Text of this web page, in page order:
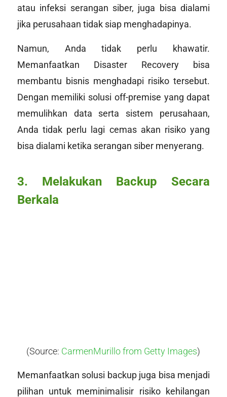
atau infeksi serangan siber, juga bisa dialami
jika perusahaan tidak siap menghadapinya.
Namun, Anda tidak perlu khawatir.
Memanfaatkan Disaster Recovery bisa
membantu bisnis menghadapi risiko tersebut.
Dengan memiliki solusi off-premise yang dapat
memulihkan data serta sistem perusahaan,
Anda tidak perlu lagi cemas akan risiko yang
bisa dialami ketika serangan siber menyerang.
3. Melakukan Backup Secara
Berkala
(Source: CarmenMurillo from Getty Images)
Memanfaatkan solusi backup juga bisa menjadi
pilihan untuk meminimalisir risiko kehilangan